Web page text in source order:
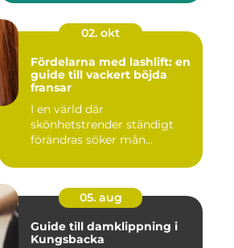
02. okt
Fördelarna med lashlift: en
guide till vackert böjda
fransar
I en värld där
skönhetstrender ständigt
förändras söker mån...
05. aug
Guide till damklippning i
Kungsbacka